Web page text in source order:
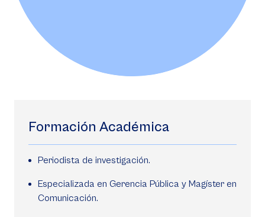
Formación Académica
Periodista de investigación.
Especializada en Gerencia Pública y Magíster en
Comunicación.